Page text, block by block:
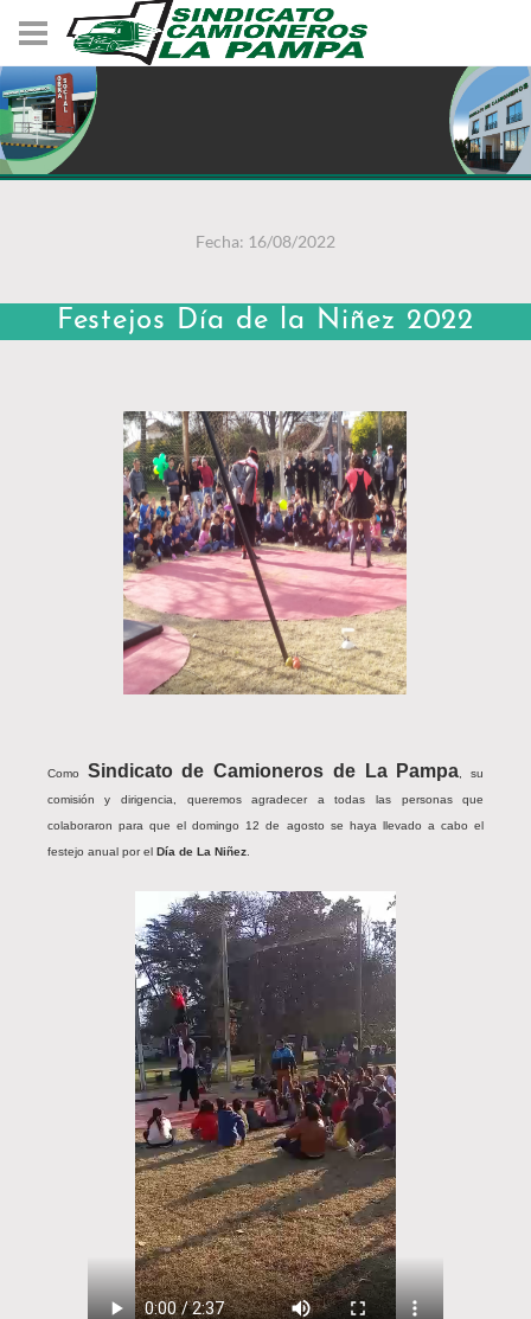
Fecha: 16/08/2022
Festejos Día de la Niñez 2022
Como Sindicato de Camioneros de La Pampa , su
comisión y dirigencia, queremos agradecer a todas las personas que
colaboraron para que el domingo 12 de agosto se haya llevado a cabo el
festejo anual por el Día de La Niñez.